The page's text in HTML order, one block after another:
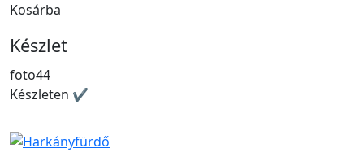
Kosárba
Készlet
foto44
Készleten ✔